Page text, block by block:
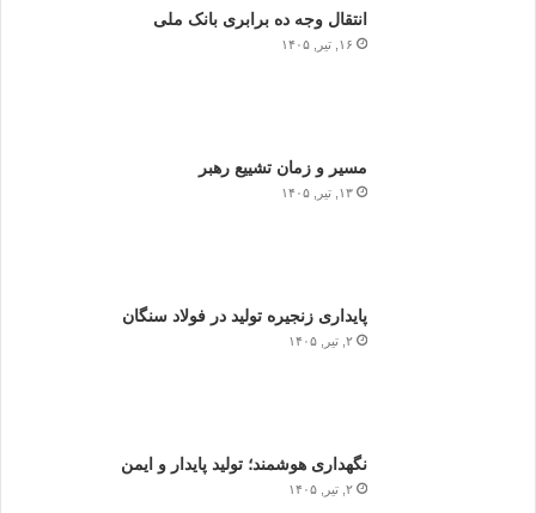
انتقال وجه ده برابری بانک ملی
۱۶, تیر, ۱۴۰۵
مسیر و زمان تشییع رهبر
۱۳, تیر, ۱۴۰۵
پایداری زنجیره تولید در فولاد سنگان
۲, تیر, ۱۴۰۵
نگهداری هوشمند؛ تولید پایدار و ایمن
۲, تیر, ۱۴۰۵